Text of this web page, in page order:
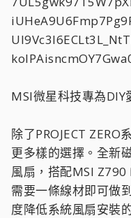
MSI微星科技專為
除了PROJECT
更多樣的選擇。全新
風扇，搭配MSI Z790
需要一條線材即可做
度降低系統風扇安裝